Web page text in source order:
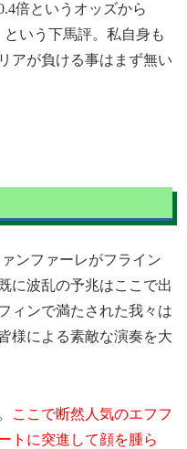
倍というオッズから
という下馬評。私自身も
アが負ける事はまず無い
ンファーレがフライン
に波乱の予兆はここで出
ィンで満たされた我々は
様による素敵な演奏を大
ここで断然人気のエフフ
トに突進して顔を腫ら